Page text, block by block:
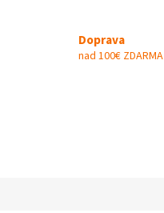
Doprava
nad 100€ ZDARMA